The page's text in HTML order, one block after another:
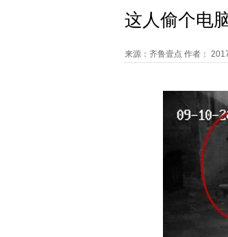
这人偷个电
来源：齐鲁壹点 作者：